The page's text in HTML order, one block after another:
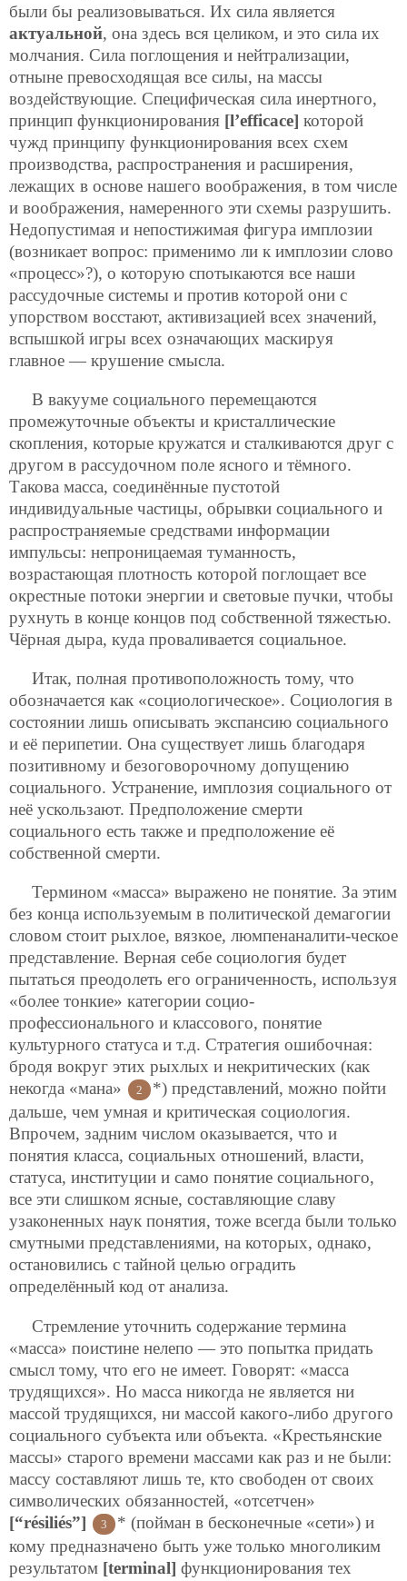
были бы реализовываться. Их сила является
актуальной, она здесь вся целиком, и это сила их
молчания. Сила поглощения и нейтрализации,
отныне превосходящая все силы, на массы
воздействующие. Специфическая сила инертного,
принцип функционирования [l’efficace] которой
чужд принципу функционирования всех схем
производства, распространения и расширения,
лежащих в основе нашего воображения, в том числе
и воображения, намеренного эти схемы разрушить.
Недопустимая и непостижимая фигура имплозии
(возникает вопрос: применимо ли к имплозии слово
«процесс»?), о которую спотыкаются все наши
рассудочные системы и против которой они с
упорством восстают, активизацией всех значений,
вспышкой игры всех означающих маскируя
главное — крушение смысла.
В вакууме социального перемещаются
промежуточные объекты и кристаллические
скопления, которые кружатся и сталкиваются друг с
другом в рассудочном поле ясного и тёмного.
Такова масса, соединённые пустотой
индивидуальные частицы, обрывки социального и
распространяемые средствами информации
импульсы: непроницаемая туманность,
возрастающая плотность которой поглощает все
окрестные потоки энергии и световые пучки, чтобы
рухнуть в конце концов под собственной тяжестью.
Чёрная дыра, куда проваливается социальное.
Итак, полная противоположность тому, что
обозначается как «социологическое». Социология в
состоянии лишь описывать экспансию социального
и её перипетии. Она существует лишь благодаря
позитивному и безоговорочному допущению
социального. Устранение, имплозия социального от
неё ускользают. Предположение смерти
социального есть также и предположение её
собственной смерти.
Термином «масса» выражено не понятие. За этим
без конца используемым в политической демагогии
словом стоит рыхлое, вязкое, люмпенаналити-ческое
представление. Верная себе социология будет
пытаться преодолеть его ограниченность, используя
«более тонкие» категории социо-
профессионального и классового, понятие
культурного статуса и т.д. Стратегия ошибочная:
бродя вокруг этих рыхлых и некритических (как
некогда «мана»
2
*) представлений, можно пойти
дальше, чем умная и критическая социология.
Впрочем, задним числом оказывается, что и
понятия класса, социальных отношений, власти,
статуса, институции и само понятие социального,
все эти слишком ясные, составляющие славу
узаконенных наук понятия, тоже всегда были только
смутными представлениями, на которых, однако,
остановились с тайной целью оградить
определённый код от анализа.
Стремление уточнить содержание термина
«масса» поистине нелепо — это попытка придать
смысл тому, что его не имеет. Говорят: «масса
трудящихся». Но масса никогда не является ни
массой трудящихся, ни массой какого-либо другого
социального субъекта или объекта. «Крестьянские
массы» старого времени массами как раз и не были:
массу составляют лишь те, кто свободен от своих
символических обязанностей, «отсетчен»
[“résiliés”]
3
* (пойман в бесконечные «сети») и
кому предназначено быть уже только многоликим
результатом [terminal] функционирования тех